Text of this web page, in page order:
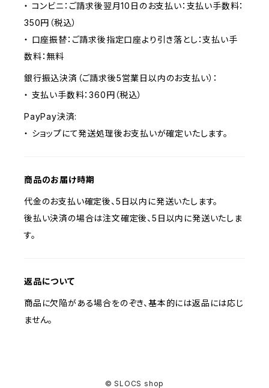
・ コンビニ：ご請求後翌月10日のお支払い：支払い手数料：
350円（税込）
・ 口座振替：ご請求後指定口座より引き落とし：支払い手
数料：無料
銀行振込決済（ご請求後5営業日以内のお支払い）：
・ 支払い手数料：360円（税込）
PayPay決済:
・ ショップにて発送処理後お支払いが確定いたします。
商品のお届け時期
代金のお支払い確定後、5日以内に発送いたします。
後払い決済の場合は注文確定後、5日以内に発送いたしま
す。
返品について
商品に欠陥がある場合をのぞき、基本的には返品には応じ
ません。
© SLOCS shop